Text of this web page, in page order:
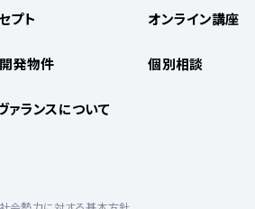
プト
発物件
ァランスについて
オンライン講座
個別相談